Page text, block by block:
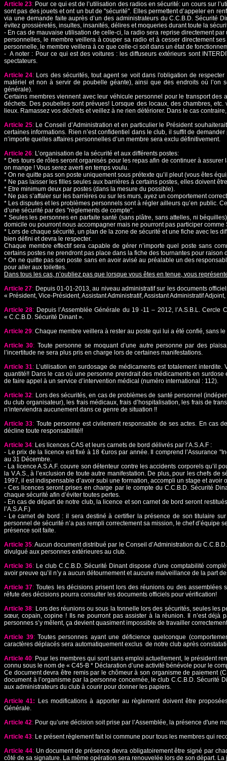
Article 23: Pour ce qui est de l’utilisation des radios en sécurité: un cours sur
sont pas des jouets et ont un but de "sécurité". Elles permettent d’appeler en
via une demande faite auprès d’un des administrateurs du C.C.B.D. Sécurité
évitez grossièretés, insultes, insanités, délires et moqueries durant toute la
- En cas de mauvaise utilisation de celle-ci, la radio sera reprise directement
personnelles, le membre veillera à couper sa radio et à cesser directement
personnelle, le membre veillera à ce que celle-ci soit dans un état de
- A noter : Pour ce qui est des voitures : les diffuseurs extérieurs sont
spectateurs.
Article 24: Lors des sécurités, tout agent se voit dans l'obligation de
matériel et non à servir de poubelle géante), ainsi que des endroits où l’on
générale).
Certains membres viennent avec leur véhicule personnel pour le transport
déchets. Des poubelles sont prévues! Lorsque des locaux, des chambres,
lieux. Ramassez vos déchets et veillez à ne rien détériorer. Dans le cas
Article 25: Le Conseil d’Administration et en particulier le Président
certaines informations. Rien n’est confidentiel dans le club, il suffit de
n’importe quelles affaires personnelles d’un membre sera exclu définitivement.
Article 26: L’organisation de la sécurité et aux différents postes:
* Des tours de rôles seront organisés pour les repas afin de continuer à
on mange ! Vous serez averti en temps voulu.
* On ne quitte pas son poste uniquement sous prétexte qu’il pleut (vous êtes
* Ne pas laisser les filles seules aux barrières à certains postes, elles doivent
* Etre minimum deux par postes (dans la mesure du possible).
* Ne pas s’affaler sur les barrières ou sur les murs, ayez un comportement
* Les disputes et les problèmes personnels sont à régler ailleurs qu’en public.
d’une sécurité par des "règlements de compte".
* Seules les personnes en parfaite santé (sans plâtre, sans attelles, ni
domicile ou pourront nous accompagner mais ne pourront pas participer
* Lors de chaque sécurité, un plan de la zone de sécurité et une fiche avec les
bien défini et devra le respecter.
Chaque membre effectif sera capable de gérer n’importe quel poste sans
certains postes ne prendront pas place dans la fiche des tournantes pour raison
* On ne quitte pas son poste sans en avoir avisé au préalable un des
pour aller aux toilettes.
Dans tous les cas, n’oubliez pas que lorsque vous êtes en tenue, vous
Article 27: Depuis 01-01-2013, au niveau administratif sur les documents
« Président, Vice-Président, Assistant Administratif, Assistant Administratif
Article 28: Depuis l’Assemblée Générale du 19 -11 – 2012, l’A.S.B.L.
« C.C.B.D. Sécurité Dinant ».
Article 29: Chaque membre veillera à rester au poste qui lui a été confié, sans
Article 30: Toute personne se moquant d’une autre personne par des
l’incertitude ne sera plus pris en charge lors de certaines manifestations.
Article 31: L’utilisation en surdosage de médicaments est totalement
quantité!! Dans le cas où une personne prendrait des médicaments en
de faire appel à un service d’intervention médical (numéro international : 112).
Article 32: Lors des sécurités, en cas de problèmes de santé personnel
du club organisateur), les frais médicaux, frais d’hospitalisation, les frais de
n’interviendra aucunement dans ce genre de situation !!
Article 33: Toute personne est civilement responsable de ses actes. En cas
décline toute responsabilité!!
Article 34: Les licences CAS et leurs carnets de bord délivrés par l’A.S.A.F :
- Le prix de la licence est fixé à 18 €uros par année. Il comprend l’Assurance
au 31 Décembre.
- La licence A.S.A.F. couvre son détenteur contre les accidents corporels qu’il
la V.A.S., à l’exclusion de toute autre manifestation. De plus, pour les chefs
1997, il est indispensable d’avoir subi une formation, accompli un stage et
- Ces licences seront prises en charge par le compte du C.C.B.D. Sécurité
chaque sécurité afin d’éviter toutes pertes.
- En cas de départ de notre club, la licence et son carnet de bord seront
l’A.S.A.F.)
- Le carnet de bord : il sera destiné à certifier la présence de son titulaire
personnel de sécurité n’a pas rempli correctement sa mission, le chef
présence soit faite.
Article 35:Aucun document distribué par le Conseil d’Administration du
divulgué aux personnes extérieures au club.
Article 36: Le club C.C.B.D. Sécurité Dinant dispose d’une comptabilité
avoir preuve qu’il n’y a aucun détournement et aucune malveillance de la part
Article 37:Toutes les décisions prisent lors des réunions ou des
réfute des décisions pourra consulter les documents officiels pour vérification!
Article 38: Lors des réunions ou sous la tonnelle lors des sécurités, seules les
sœur, copain, copine ! Ils ne pourront pas assister à la réunion. Il n’est déjà
personnes s’y mêlent, ça devient quasiment impossible de travailler
Article 39: Toutes personnes ayant une déficience quelconque
caractères déplacés sera automatiquement exclus de notre club après
Article 40: Pour les membres qui sont sans emploi actuellement, le président
connu sous le nom de « C45-B * Déclaration d’une activité bénévole pour le
Ce document devra être remis par le chômeur à son organisme de paiement
document à l’organisme par la personne concernée, le club C.C.B.D. Sécurité
aux administrateurs du club à courir pour donner les papiers.
Article 41:
Les modifications à apporter au règlement doivent être
Générale.
Article 42: Pour qu’une décision soit prise par l’Assemblée, la présence d'une
Article 43: Le présent règlement fait loi commune pour tous les membres qui
Article 44: Un document de présence devra obligatoirement être signé par
côté de sa signature. La même opération sera renouvelée lors de son départ.